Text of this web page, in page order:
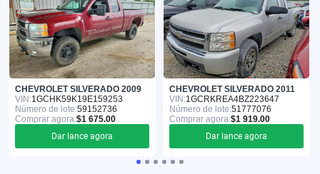
CHEVROLET SILVERADO 2009
VIN:1GCHK59K19E159253
Número de lote:59152736
Comprar agora:$1 675.00
Dar lance agora
CHEVROLET SILVERADO 2011
VIN:1GCRKREA4BZ223647
Número de lote:51777076
Comprar agora:$1 919.00
Dar lance agora